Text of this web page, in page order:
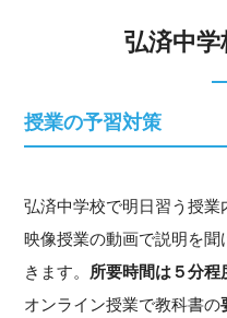
弘済中
授業の予習対策
弘済中学校で明日習う授業
映像授業の動画で説明を
きます。 所要時間は５分程
オンライン授業で教科書の